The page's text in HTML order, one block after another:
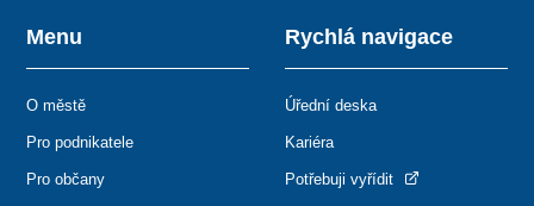
Menu
O městě
Pro podnikatele
Pro občany
Rychlá navigace
Úřední deska
Kariéra
Potřebuji vyřídit